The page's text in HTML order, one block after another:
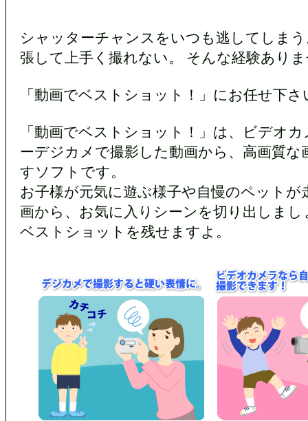
シャッターチャンスをいつも逃してしま
張して上手く撮れない。 そんな経験あり
「動画でベストショット！」にお任せ下さ
「動画でベストショット！」は、ビデオ
ーデジカメで撮影した動画から、高画質な
すソフトです。
お子様が元気に遊ぶ様子や自慢のペットが
画から、お気に入りシーンを切り出しまし
ベストショットを残せますよ。